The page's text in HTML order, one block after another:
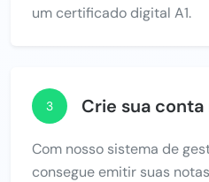
um certificado digital A1.
3 Crie sua conta
Com nosso sistema de
consegue emitir suas